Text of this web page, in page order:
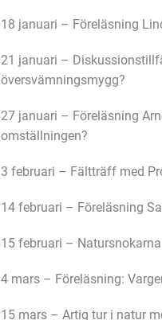
18 januari – Föreläsning
21 januari –
översvämningsmygg?
27 januari – Föreläsning
omställningen?
3 februari – Fältträff med
14 februari – Föreläsning
15 februari – Natursnokarna
4 mars – Föreläsning:
15 mars – Artig tur i natur